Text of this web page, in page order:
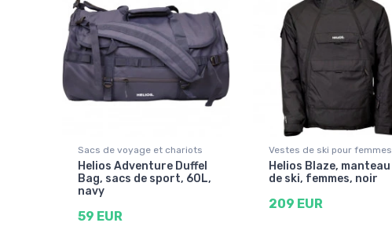
Sacs de voyage et chariots
Helios Adventure Duffel
Bag, sacs de sport, 60L,
navy
59 EUR
Vestes de ski pour femmes
Helios Blaze, manteau
de ski, femmes, noir
209 EUR